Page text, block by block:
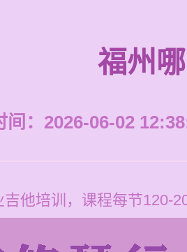
福州
间：2026-06-02
他培训，课程每节120-